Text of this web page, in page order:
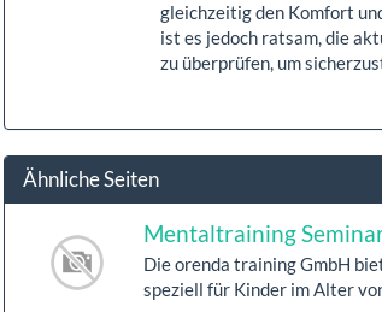
gleichzeitig den Komfort
ist es jedoch ratsam, die
zu überprüfen, um
Ähnliche Seiten
Mentaltraining
Die orenda training GmbH
speziell für Kinder im Alter